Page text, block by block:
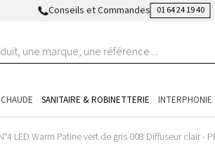
Conseils et Commandes 01 64 24 19 40
SANITAIRE & ROBINETTERIE INTERPHONIE
LED Warm Patine vert de gris 008 Diffuseur clair -